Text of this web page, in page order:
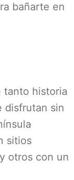
bañarte en
tanto historia
disfrutan sin
sitios
otros con un